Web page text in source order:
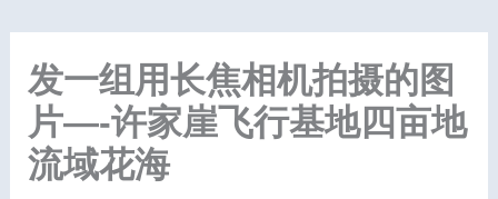
发一组用长焦相机拍摄的图
片—-许家崖飞行基地四亩地
流域花海